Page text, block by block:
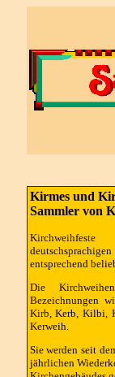
Kirmes und
Sammler von
entsprechend
Die
Bezeichnungen
Kirb, Kerb, Kilbi,
Kerweih.
Sie werden seit
jährlichen